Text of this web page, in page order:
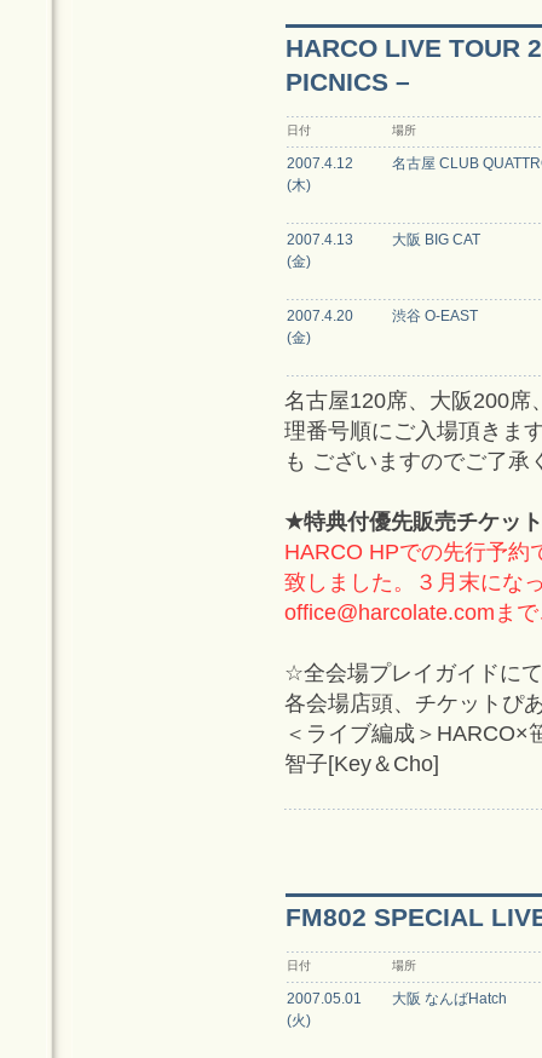
HARCO LIVE TOUR
PICNICS –
日付 場所
2007.4.12
(木)
名古屋 CLUB
2007.4.13
(金)
大阪 BIG CAT
2007.4.20
(金)
渋谷 O-EAST
名古屋120席、大阪200席
理番号順にご入場頂きま
も ございますのでご了承
★特典付優先販売チケッ
HARCO HPでの先行予約
致しました。３月末にな
office@harcolate.com ま
☆全会場プレイガイドに
各会場店頭、チケットぴ
＜ライブ編成＞
智子[Key＆Cho]
FM802 SPECIAL
日付 場所
2007.05.01
(火)
大阪 なんばHatch